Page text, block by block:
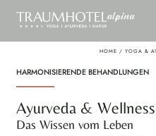
HOME /YOGA &
HARMONISIERENDE BEHANDLUNGEN
Ayurveda &
Das Wissen vom Leben